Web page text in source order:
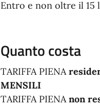
Entro e non oltre il 15
Quanto costa
TARIFFA PIENA
MENSILI
TARIFFA PIENAnon